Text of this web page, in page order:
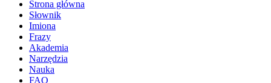
Strona główna
Słownik
Imiona
Frazy
Akademia
Narzędzia
Nauka
FAQ